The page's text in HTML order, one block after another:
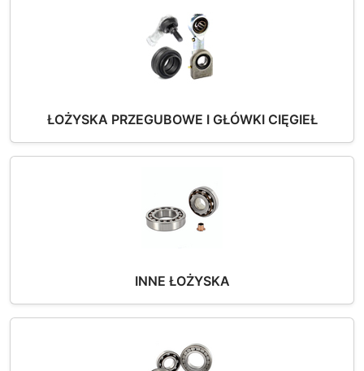
ŁOŻYSKA PRZEGUBOWE I GŁÓWKI CIĘGIEŁ
INNE ŁOŻYSKA